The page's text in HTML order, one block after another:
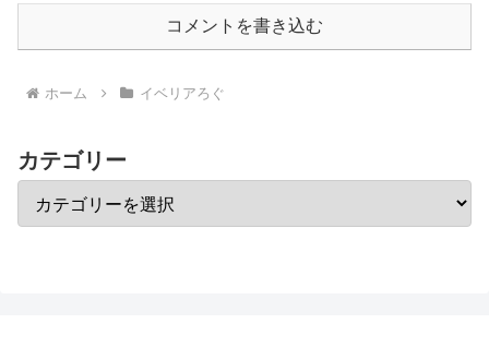
コメントを書き込む
ホーム イベリアろぐ
カテゴリー